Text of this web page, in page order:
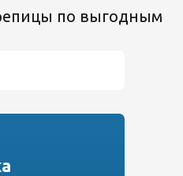
по выгодным